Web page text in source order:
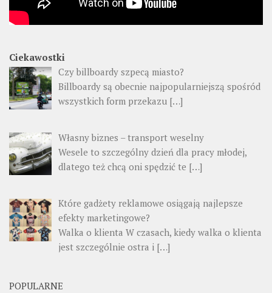
Ciekawostki
Czy billboardy szpecą miasto?
Billboardy są obecnie najpopularniejszą spośród
wszystkich form przekazu […]
Własny biznes – transport weselny
Wesele to szczególny dzień dla pracy młodej,
dlatego też chcą oni spędzić te […]
Które gadżety reklamowe osiągają najlepsze
efekty marketingowe?
Walka o klienta W czasach, kiedy walka o klienta
jest szczególnie ostra i […]
POPULARNE